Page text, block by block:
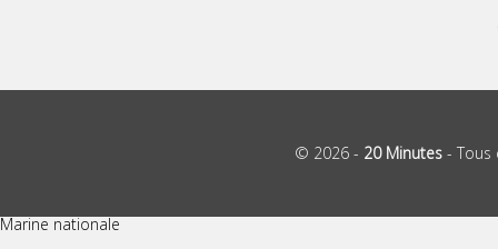
© 2026 - 20 Minutes -
Marine nationale